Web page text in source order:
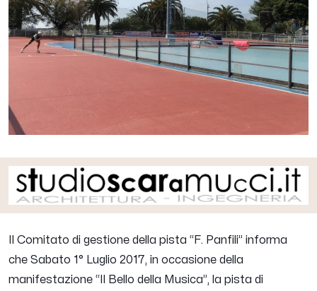
Il Comitato di gestione della pista “F. Panfili” informa
che Sabato 1° Luglio 2017, in occasione della
manifestazione “Il Bello della Musica”, la pista di